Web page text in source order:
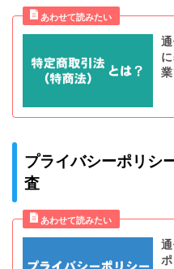
プライバシーポリシ
査